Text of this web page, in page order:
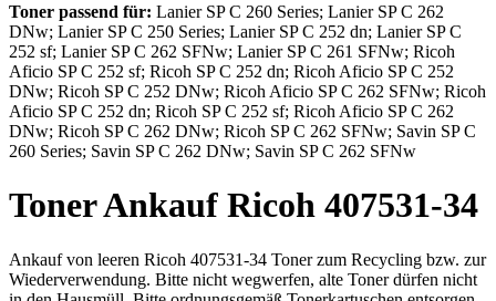
Toner passend für: Lanier SP C 260 Series; Lanier SP C 262
DNw; Lanier SP C 250 Series; Lanier SP C 252 dn; Lanier SP C
252 sf; Lanier SP C 262 SFNw; Lanier SP C 261 SFNw; Ricoh
Aficio SP C 252 sf; Ricoh SP C 252 dn; Ricoh Aficio SP C 252
DNw; Ricoh SP C 252 DNw; Ricoh Aficio SP C 262 SFNw; Ricoh
Aficio SP C 252 dn; Ricoh SP C 252 sf; Ricoh Aficio SP C 262
DNw; Ricoh SP C 262 DNw; Ricoh SP C 262 SFNw; Savin SP C
260 Series; Savin SP C 262 DNw; Savin SP C 262 SFNw
TonerAnkauf Ricoh 407531-34
Ankauf von leeren Ricoh 407531-34 Tonerzum Recycling bzw. zur
Wiederverwendung. Bitte nicht wegwerfen, alte Toner dürfen nicht